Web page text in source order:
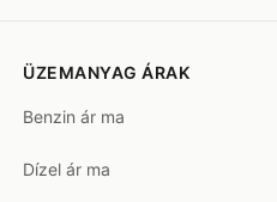
ÜZEMANYAG ÁRAK
Benzin ár ma
Dízel ár ma